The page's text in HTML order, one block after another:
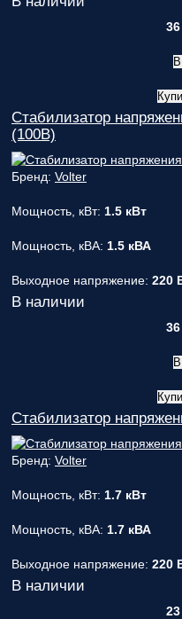
Стабилизатор
(100В)
Бренд: Volter
Мощность, кВт: 1.5 кВт
Мощность, кВА: 1.5 кВА
Выходное напряжение: 220
В наличии
Стабилизатор
Бренд: Volter
Мощность, кВт: 1.7 кВт
Мощность, кВА: 1.7 кВА
Выходное напряжение: 220
В наличии